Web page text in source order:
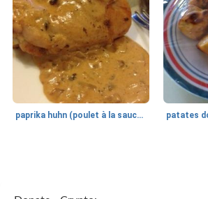
paprika huhn (poulet à la sauce paprika).